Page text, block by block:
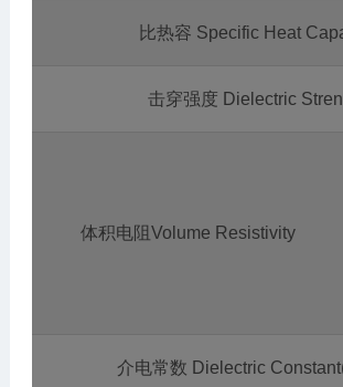
比热容 Specific Heat
击穿强度 Dielectric
体积电阻Volume Resistivity
介电常数 Dielectric